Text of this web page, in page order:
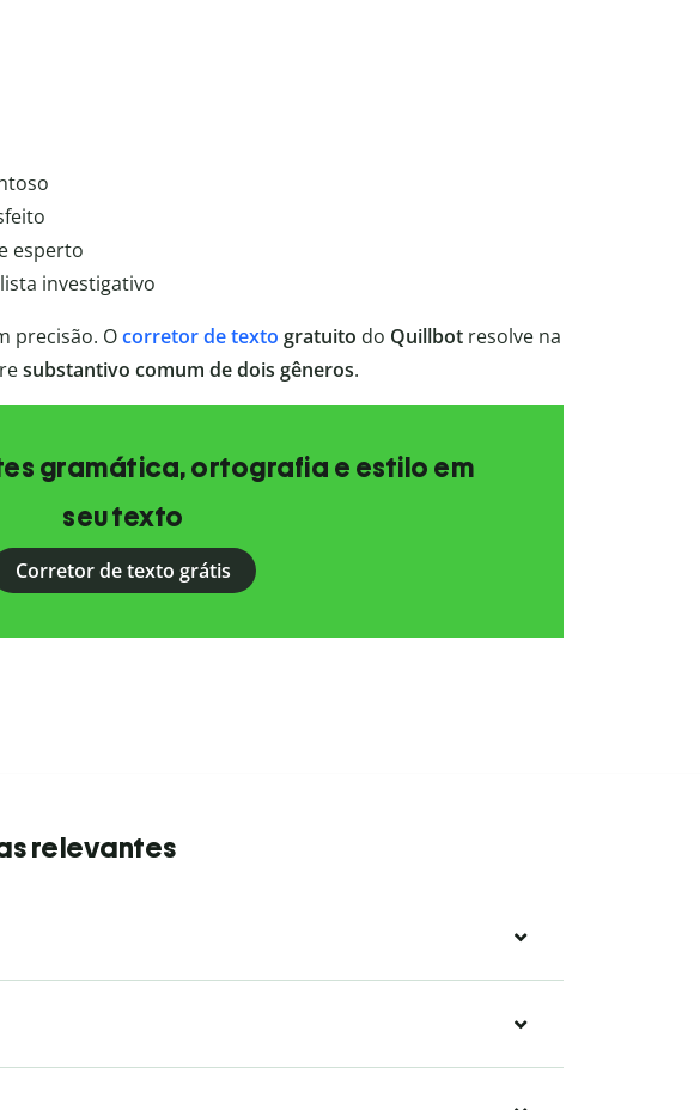
esperto
investigativo
precisão. Ocorretor de texto gratuito do Quillbotresolve na
substantivo comum de dois gêneros.
gramática, ortografia e estilo em
seu texto
Corretor de texto grátis
relevantes